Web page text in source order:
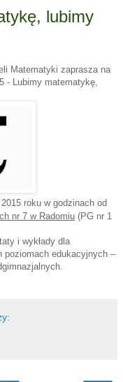
lubimy
Matematyki zaprasza na
- Lubimy matematykę,
roku w godzinach od
nr 7 w Radomiu (PG nr 1
i wykłady dla
poziomach edukacyjnych –